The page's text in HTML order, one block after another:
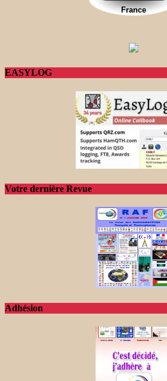
EASYLOG
Votre dernière Revue
Adhésion